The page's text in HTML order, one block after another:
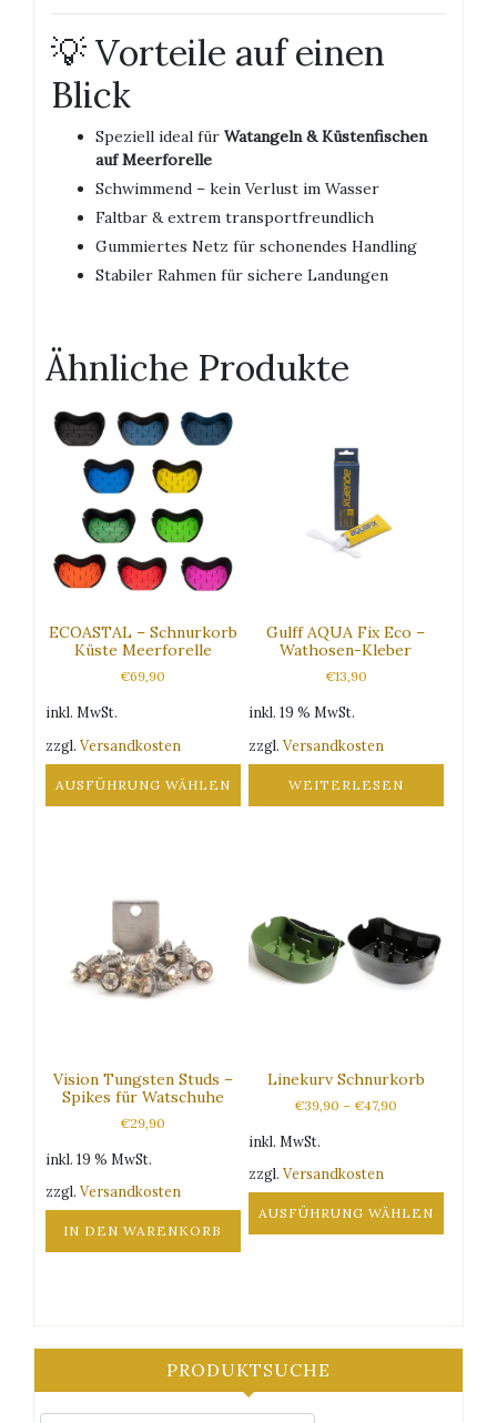
💡 Vorteile auf einen
Blick
Speziell ideal für Watangeln & Küstenfischen
auf Meerforelle
Schwimmend – kein Verlust im Wasser
Faltbar & extrem transportfreundlich
Gummiertes Netz für schonendes Handling
Stabiler Rahmen für sichere Landungen
Ähnliche Produkte
ECOASTAL – Schnurkorb
Küste Meerforelle
€69,90
inkl. MwSt.
zzgl. Versandkosten
AUSFÜHRUNG WÄHLEN
Varianten
Optionen
Produktseite
gewählt
Gulff AQUA Fix Eco –
Wathosen-Kleber
€13,90
inkl. 19 % MwSt.
zzgl.Versandkosten
WEITERLESEN
Vision Tungsten Studs –
Spikes für Watschuhe
€29,90
inkl. 19 % MwSt.
zzgl. Versandkosten
IN DEN WARENKORB
Linekurv Schnurkorb
€39,90 – €47,90
inkl. MwSt.
zzgl.Versandkosten
AUSFÜHRUNG WÄHLEN
auf.
PRODUKTSUCHE